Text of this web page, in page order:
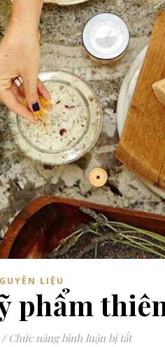
LIỆU
phẩm
/ Chức năng bình luận bị tắtở Xu